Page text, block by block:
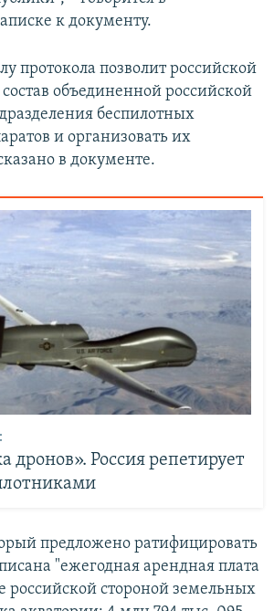
к документу.
протокола позволит российской
состав объединенной российской
беспилотных
и организовать их
в документе.
дронов». Россия репетирует
предложено ратифицировать
"ежегодная арендная плата
российской стороной земельных